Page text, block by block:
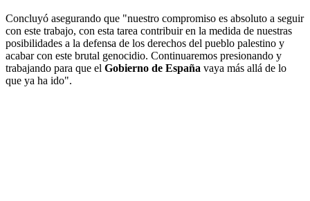
Concluyó asegurando que "nuestro compromiso es absoluto a seguir
con este trabajo, con esta tarea contribuir en la medida de nuestras
posibilidades a la defensa de los derechos del pueblo palestino y
acabar con este brutal genocidio. Continuaremos presionando y
trabajando para que el Gobierno de España vaya más allá de lo
que ya ha ido".